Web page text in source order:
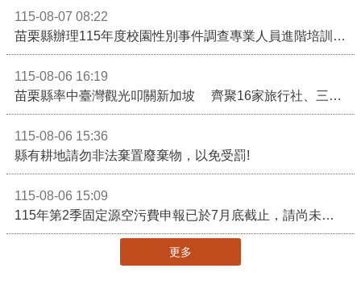
115-08-07 08:22
115-08-06 16:19
115-08-06 15:36
縣有耕地請勿非法棄置廢棄物，以免受罰!
115-08-06 15:09
更多